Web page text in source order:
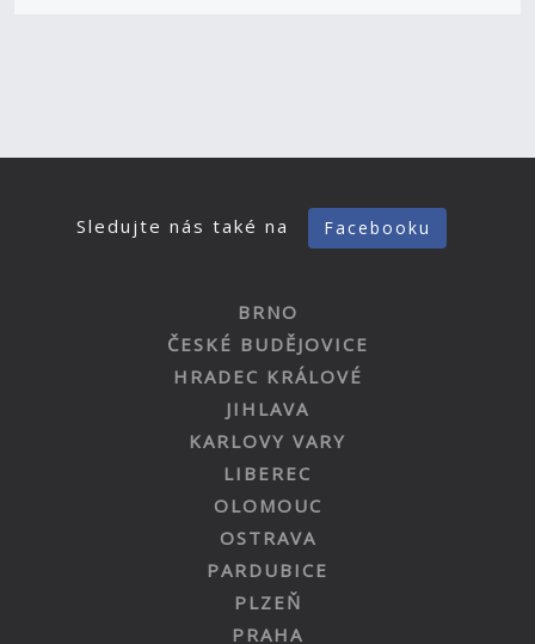
Sledujte nás také na Facebooku
BRNO
ČESKÉ BUDĚJOVICE
HRADEC KRÁLOVÉ
JIHLAVA
KARLOVY VARY
LIBEREC
OLOMOUC
OSTRAVA
PARDUBICE
PLZEŇ
PRAHA